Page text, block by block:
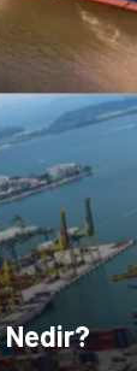
Nedir?